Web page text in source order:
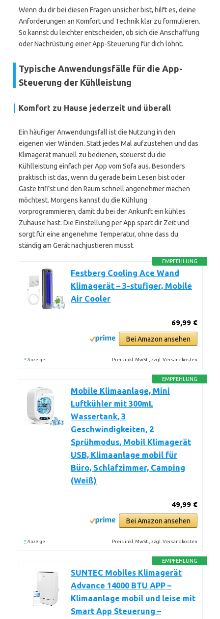
Wenn du dir bei diesen Fragen unsicher bist, hilft es, deine
Anforderungen an Komfort und Technik klar zu formulieren.
So kannst du leichter entscheiden, ob sich die Anschaffung
oder Nachrüstung einer App-Steuerung für dich lohnt.
Typische Anwendungsfälle für die App-
Steuerung der Kühlleistung
Komfort zu Hause jederzeit und überall
Ein häufiger Anwendungsfall ist die Nutzung in den
eigenen vier Wänden. Statt jedes Mal aufzustehen und das
Klimagerät manuell zu bedienen, steuerst du die
Kühlleistung einfach per App vom Sofa aus. Besonders
praktisch ist das, wenn du gerade beim Lesen bist oder
Gäste triffst und den Raum schnell angenehmer machen
möchtest. Morgens kannst du die Kühlung
vorprogrammieren, damit du bei der Ankunft ein kühles
Zuhause hast. Die Einstellung per App spart dir Zeit und
sorgt für eine angenehme Temperatur, ohne dass du
ständig am Gerät nachjustieren musst.
EMPFEHLUNG
Festberg Cooling Ace Wand
Klimagerät – 3-stufiger, Mobile
Air Cooler
69,99 €
Bei Amazon ansehen
* Anzeige Preis inkl. MwSt., zzgl. Versandkosten
EMPFEHLUNG
Mobile Klimaanlage, Mini
Luftkühler mit 300mL
Wassertank, 3
Geschwindigkeiten, 2
Sprühmodus, Mobil Klimagerät
USB, Klimaanlage mobil für
Büro, Schlafzimmer, Camping
(Weiß)
49,99 €
Bei Amazon ansehen
* Anzeige Preis inkl. MwSt., zzgl. Versandkosten
EMPFEHLUNG
SUNTEC Mobiles Klimagerät
Advance 14000 BTU APP –
Klimaanlage mobil und leise mit
Smart App Steuerung –